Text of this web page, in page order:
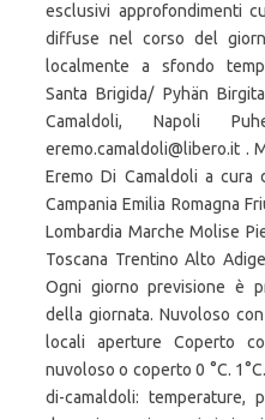
esclusivi approfondimenti
diffuse nel corso del
localmente a sfondo
Santa Brigida/ Pyhän
Camaldoli, Napoli
eremo.camaldoli@libero.it .
Eremo Di Camaldoli a cura
Campania Emilia Romagna
Lombardia Marche Molise
Toscana Trentino Alto
Ogni giorno previsione è
della giornata. Nuvoloso
locali aperture Coperto
nuvoloso o coperto 0 °C.
di-camaldoli: temperature,